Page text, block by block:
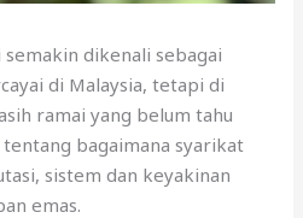
dikenali sebagai
di Malaysia, tetapi di
ramai yang belum tahu
tentang bagaimana syarikat
sistem dan keyakinan
emas.